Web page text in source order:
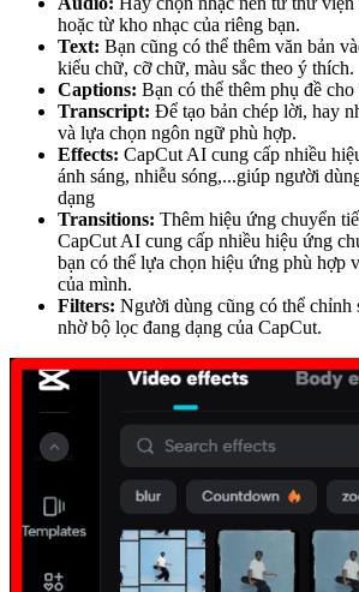
hoặc từ kho nhạc của riêng bạn.
Text: Bạn cũng có thể thêm văn bản
kiểu chữ, cỡ chữ, màu sắc theo ý thích.
Captions: Bạn có thể thêm phụ đề
Transcript: Để tạo bản chép lời, hay
và lựa chọn ngôn ngữ phù hợp.
Effects: CapCut AI cung cấp nhiều
ánh sáng, nhiễu sóng,...giúp người
dạng
Transitions: Thêm hiệu ứng chuyển
CapCut AI cung cấp nhiều hiệu ứng
bạn có thể lựa chọn hiệu ứng phù hợp
của mình.
Filters: Người dùng cũng có thể chỉnh
nhờ bộ lọc đang dạng của CapCut.